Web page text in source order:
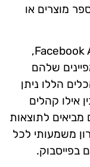
מוצרים או
כמו כן, ישנם כלים כמו Facebook Ads Manager,
שלהם
הללו ניתן
אילו קהלים
מביאים לתוצאות
משמעותי לכל
בפייסבוק.